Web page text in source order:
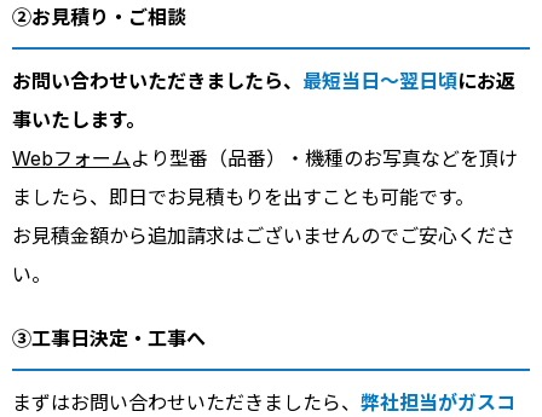
②お見積り・ご相談
お問い合わせいただきましたら、 最短当日～翌日頃にお返
事いたします。
Webフォームより型番（品番）・機種のお写真などを頂け
ましたら、即日でお見積もりを出すことも可能です。
お見積金額から追加請求はございませんのでご安心くださ
い。
③工事日決定・工事へ
まずはお問い合わせいただきましたら、 弊社担当がガスコ